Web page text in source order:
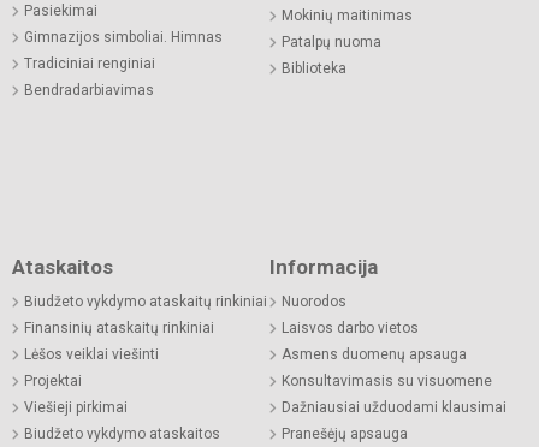
Pasiekimai
Gimnazijos simboliai. Himnas
Tradiciniai renginiai
Bendradarbiavimas
Mokinių maitinimas
Patalpų nuoma
Biblioteka
Ataskaitos
Biudžeto vykdymo ataskaitų rinkiniai
Finansinių ataskaitų rinkiniai
Lėšos veiklai viešinti
Projektai
Viešieji pirkimai
Biudžeto vykdymo ataskaitos
Informacija
Nuorodos
Laisvos darbo vietos
Asmens duomenų apsauga
Konsultavimasis su visuomene
Dažniausiai užduodami klausimai
Pranešėjų apsauga